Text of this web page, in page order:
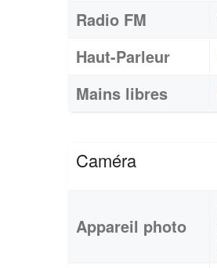
Radio FM
Haut-Parleur
Mains libres
Caméra
Appareil photo